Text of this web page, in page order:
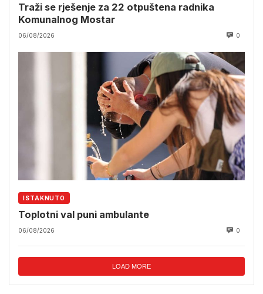
Traži se rješenje za 22 otpuštena radnika
Komunalnog Mostar
06/08/2026 0
ISTAKNUTO
Toplotni val puni ambulante
06/08/2026 0
LOAD MORE